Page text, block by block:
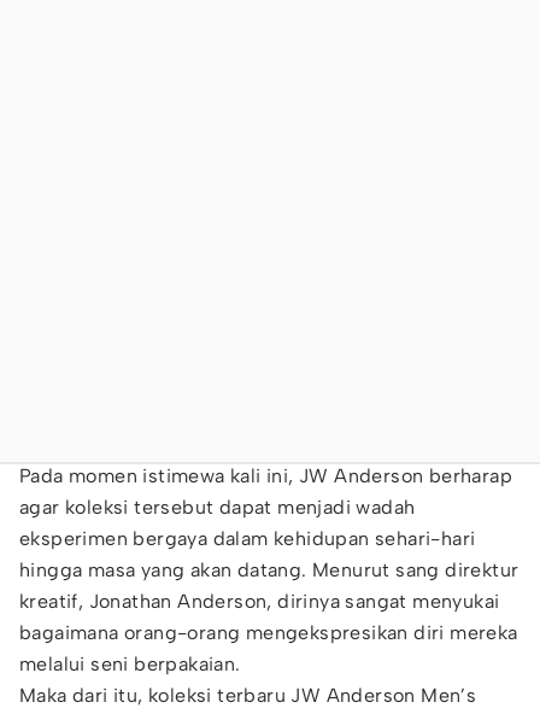
Pada momen istimewa kali ini, JW Anderson berharap
agar koleksi tersebut dapat menjadi wadah
eksperimen bergaya dalam kehidupan sehari-hari
hingga masa yang akan datang. Menurut sang direktur
kreatif, Jonathan Anderson, dirinya sangat menyukai
bagaimana orang-orang mengekspresikan diri mereka
melalui seni berpakaian.
Maka dari itu, koleksi terbaru JW Anderson Men’s